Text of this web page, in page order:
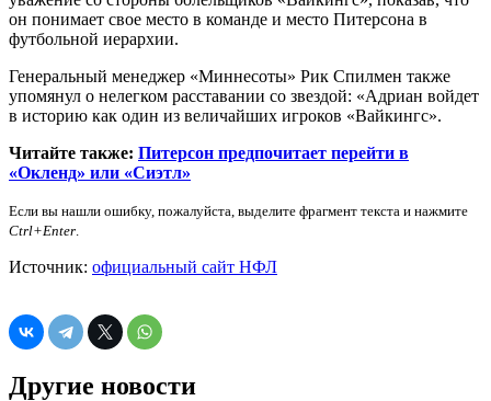
он понимает свое место в команде и место Питерсона в
футбольной иерархии.
Генеральный менеджер «Миннесоты» Рик Спилмен также
упомянул о нелегком расставании со звездой: «Адриан войдет
в историю как один из величайших игроков «Вайкингс».
Читайте также: Питерсон предпочитает перейти в
«Окленд» или «Сиэтл»
Если вы нашли ошибку, пожалуйста, выделите фрагмент текста и нажмите
Ctrl+Enter
Источник: официальный сайт НФЛ
Другие новости